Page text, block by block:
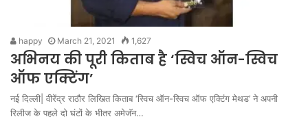
happy March 21, 2021 1,627
अभिनय की पूरी किताब है ‘स्विच ऑन-स्विच
ऑफ एक्टिंग’
नई दिल्ली| वीरेंद्र राठौर लिखित किताब ‘स्विच ऑन-स्विच ऑफ एक्टिंग मेथड’ ने अपनी
रिलीज के पहले दो घंटों के भीतर अमेजॅन…